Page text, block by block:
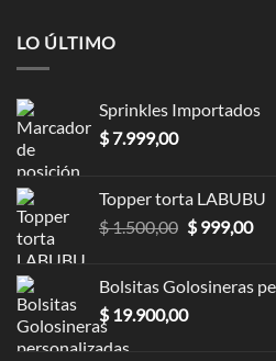
LO ÚLTIMO
Sprinkles Importados
$7.999,00
Topper torta LABUBU
$1.500,00 $999,00
Bolsitas Golosineras
$19.900,00